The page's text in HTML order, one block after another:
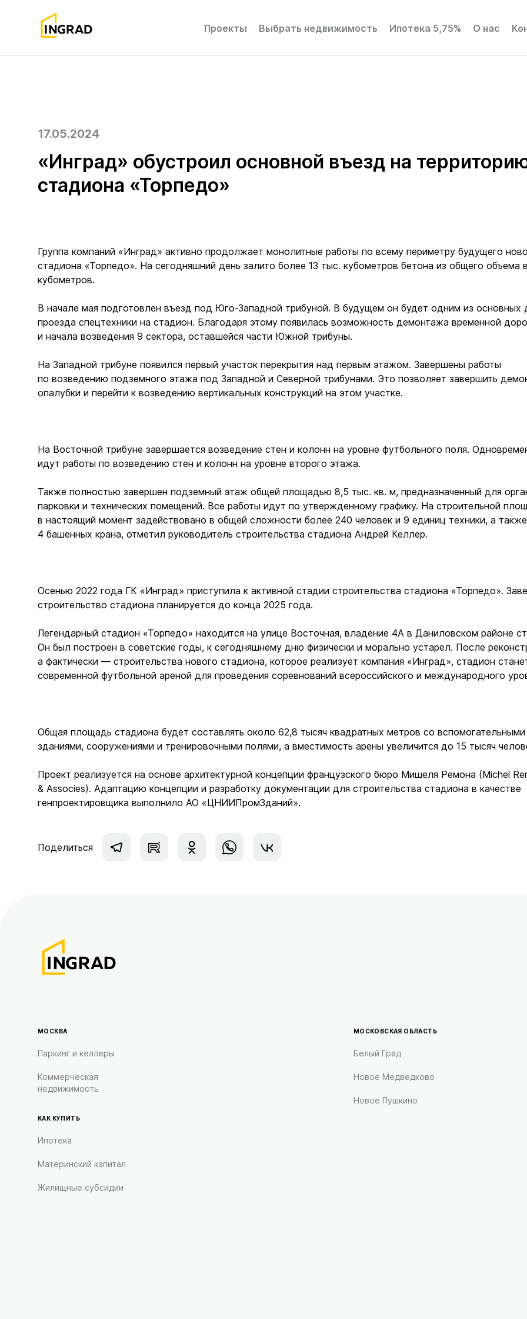
Проекты Выбрать недвижимость Ипотека 5,75% О нас
17.05.2024
«Инград» обустроил основной въезд на
стадиона «Торпедо»
Группа компаний «Инград» активно продолжает монолитные работы по всему периметру будущего
стадиона «Торпедо». На сегодняшний день залито более 13 тыс. кубометров бетона из общего объема
кубометров.
В начале мая подготовлен въезд под Юго-Западной трибуной. В будущем он будет одним из основных
проезда спецтехники на стадион. Благодаря этому появилась возможность демонтажа временной
и начала возведения 9 сектора, оставшейся части Южной трибуны.
На Западной трибуне появился первый участок перекрытия над первым этажом. Завершены работы
по возведению подземного этажа под Западной и Северной трибунами. Это позволяет завершить
опалубки и перейти к возведению вертикальных конструкций на этом участке.
На Восточной трибуне завершается возведение стен и колонн на уровне футбольного поля.
идут работы по возведению стен и колонн на уровне второго этажа.
Также полностью завершен подземный этаж общей площадью 8,5 тыс. кв. м, предназначенный для
парковки и технических помещений. Все работы идут по утвержденному графику. На строительной
в настоящий момент задействовано в общей сложности более 240 человек и 9 единиц техники, а также
4 башенных крана, отметил руководитель строительства стадиона Андрей Келлер.
Осенью 2022 года ГК «Инград» приступила к активной стадии строительства стадиона «Торпедо».
строительство стадиона планируется до конца 2025 года.
Легендарный стадион «Торпедо» находится на улице Восточная, владение 4А в Даниловском районе
Он был построен в советские годы, к сегодняшнему дню физически и морально устарел. После
а фактически — строительства нового стадиона, которое реализует компания «Инград», стадион
современной футбольной ареной для проведения соревнований всероссийского и международного
Общая площадь стадиона будет составлять около 62,8 тысяч квадратных метров со вспомогательными
зданиями, сооружениями и тренировочными полями, а вместимость арены увеличится до 15 тысяч
Проект реализуется на основе архитектурной концепции французского бюро Мишеля Ремона (Michel
& Associes). Адаптацию концепции и разработку документации для строительства стадиона в качестве
генпроектировщика выполнило АО «ЦНИИПромЗданий».
Поделиться
МОСКВА
Паркинг и келлеры
Коммерческая
недвижимость
КАК КУПИТЬ
Ипотека
Материнский капитал
Жилищные субсидии
МОСКОВСКАЯ ОБЛАСТЬ
Белый Град
Новое Медведково
Новое Пушкино